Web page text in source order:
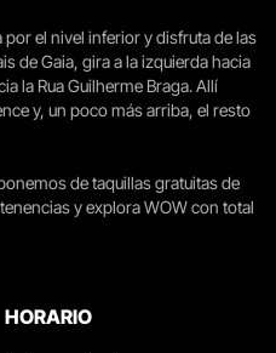
por el nivel inferior y disfruta de las
de Gaia, gira a la izquierda hacia
la Rua Guilherme Braga. Allí
y, un poco más arriba, el resto
de taquillas gratuitas de
y explora WOW con total
HORARIO